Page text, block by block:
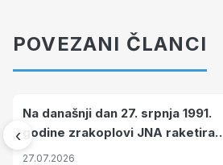
POVEZANI ČLANCI
‹
Na današnji dan 27. srpnja 1991.
godine zrakoplovi JNA raketirali
su vojarnu i obučni centar "Nikola
27.07.2026